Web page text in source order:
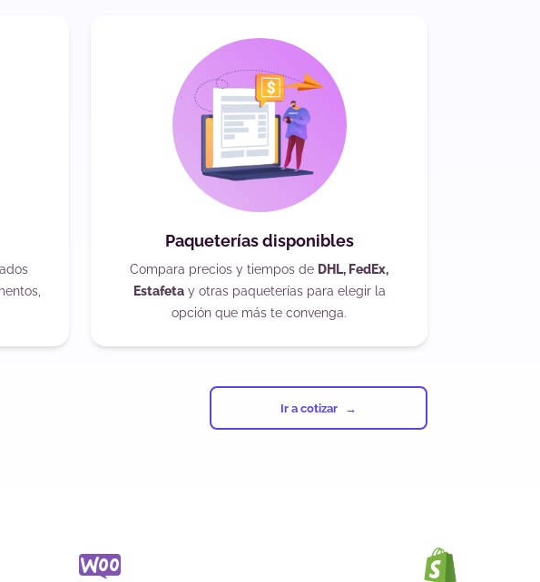
Paqueterías disponibles
Compara precios y tiempos de DHL, FedEx,
Estafetay otras paqueterías para elegir la
opción que más te convenga.
Ir a cotizar